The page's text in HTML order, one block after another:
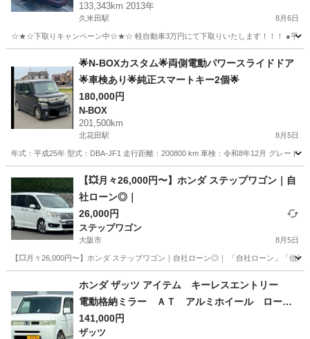
133,343km 2013年
久米田駅 8月6日
☆★☆下取りキャンペーン中☆★☆ 軽自動車3万円にて下取りいたします！！！ ●平成
久米田駅 N-BOX
🌟N-BOXカスタム🌟両側電動パワースライドドア
🌟車検あり🌟純正スマートキー2個🌟
180,000円
N-BOX
201,500km
北花田駅 8月5日
年式：平成25年 型式：DBA-JF1 走行距離：200800 km 車検：令和8年12月 グレード
北花田駅 N-BOX
【💥月々26,000円〜】ホンダ ステップワゴン｜自
社ローン◎｜
26,000円
ステップワゴン
大阪市 8月5日
【💥月々26,000円〜】ホンダ ステップワゴン｜自社ローン◎｜ 「自社ローン」「信
ステップワゴン ローン
ホンダ ザッツ アイテム キーレスエントリー
電動格納ミラー ＡＴ アルミホイール ローダ
ウン ハーフフルエアロ エアコン パワステ
エアバッグ 黒革調シートカバー （検9.1）
141,000円
ザッツ